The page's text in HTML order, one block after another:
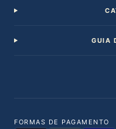
GUIA
FORMAS DE PAGAMENTO